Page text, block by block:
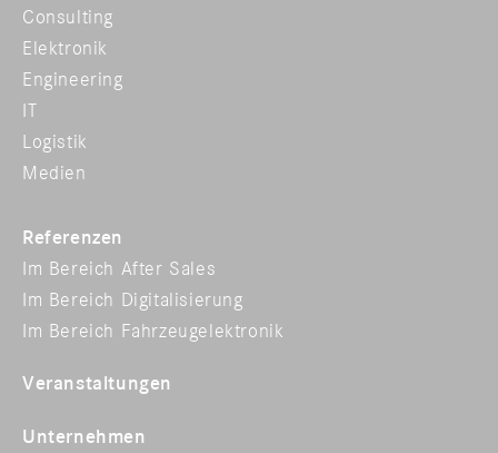
Consulting
Elektronik
Engineering
IT
Logistik
Medien
Referenzen
Im Bereich After Sales
Im Bereich Digitalisierung
Im Bereich Fahrzeugelektronik
Veranstaltungen
Unternehmen